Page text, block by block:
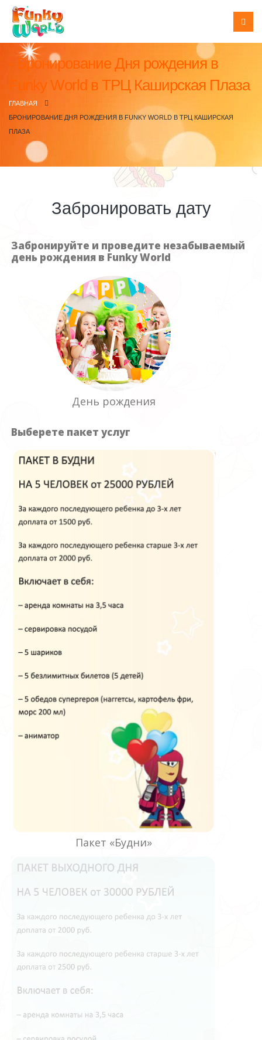
Бронирование Дня рождения в
Funky World в ТРЦ Каширская Плаза
ГЛАВНАЯ
БРОНИРОВАНИЕ ДНЯ РОЖДЕНИЯ В FUNKY WORLD В ТРЦ КАШИРСКАЯ
ПЛАЗА
Забронировать дату
Забронируйте и проведите незабываемый
день рождения в Funky World
День рождения
Выберете пакет услуг
Пакет «Будни»